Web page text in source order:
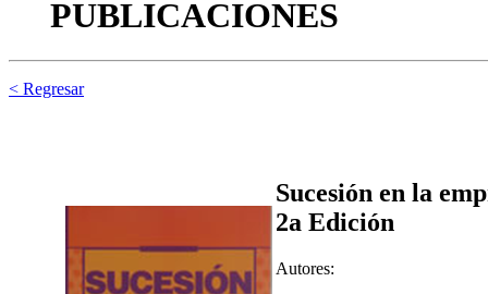
PUBLICACIONES
< Regresar
Sucesión en la
2a Edición
Autores: